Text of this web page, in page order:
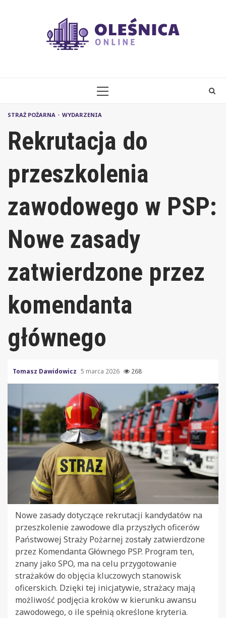
PRIMARY
STRAŻ POŻARNA WYDARZENIA
Rekrutacja do
przeszkolenia
zawodowego w PSP:
Nowe zasady
zatwierdzone przez
komendanta
głównego
Tomasz Dawidowicz 5 marca 2026 268
Nowe zasady dotyczące rekrutacji kandydatów na
przeszkolenie zawodowe dla przyszłych oficerów
Państwowej Straży Pożarnej zostały zatwierdzone
przez Komendanta Głównego PSP. Program ten,
znany jako SPO, ma na celu przygotowanie
strażaków do objęcia kluczowych stanowisk
oficerskich. Dzięki tej inicjatywie, strażacy mają
możliwość podjęcia kroków w kierunku awansu
zawodowego, o ile spełnią określone kryteria.